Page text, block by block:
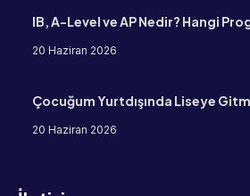
IB, A-Level ve AP Nedir? Hangi
20 Haziran 2026
Çocuğum Yurtdışında Liseye
20 Haziran 2026